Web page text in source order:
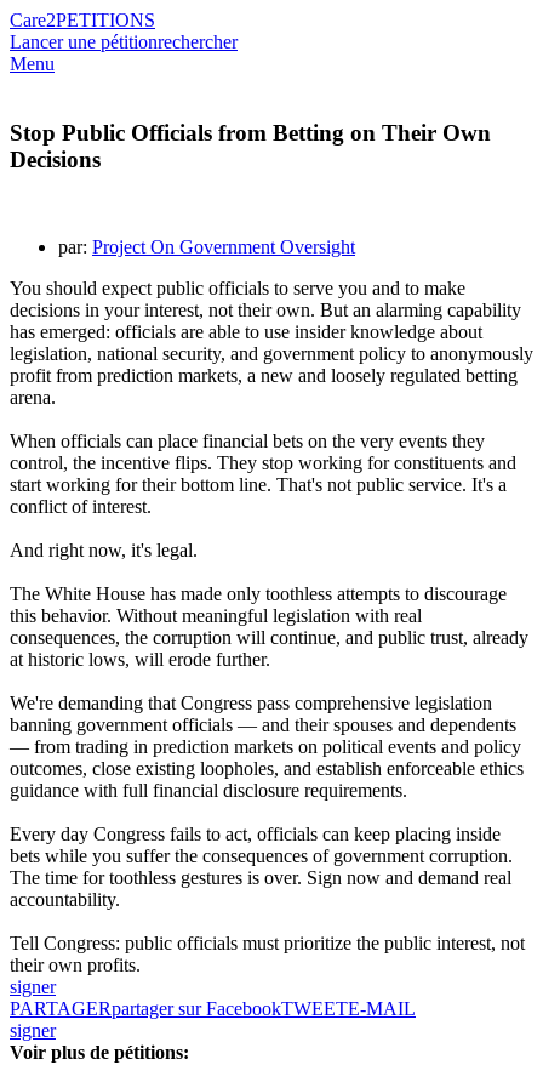
Care2PETITIONS
Lancer une pétitionrechercher
Menu
Stop Public Officials from Betting on Their Own
Decisions
par: Project On Government Oversight
You should expect public officials to serve you and to make
decisions in your interest, not their own. But an alarming capability
has emerged: officials are able to use insider knowledge about
legislation, national security, and government policy to anonymously
profit from prediction markets, a new and loosely regulated betting
arena.
When officials can place financial bets on the very events they
control, the incentive flips. They stop working for constituents and
start working for their bottom line. That's not public service. It's a
conflict of interest.
And right now, it's legal.
The White House has made only toothless attempts to discourage
this behavior. Without meaningful legislation with real
consequences, the corruption will continue, and public trust, already
at historic lows, will erode further.
We're demanding that Congress pass comprehensive legislation
banning government officials — and their spouses and dependents
— from trading in prediction markets on political events and policy
outcomes, close existing loopholes, and establish enforceable ethics
guidance with full financial disclosure requirements.
Every day Congress fails to act, officials can keep placing inside
bets while you suffer the consequences of government corruption.
The time for toothless gestures is over. Sign now and demand real
accountability.
Tell Congress: public officials must prioritize the public interest, not
their own profits.
signer
PARTAGERpartager sur FacebookTWEETE-MAIL
signer
Voir plus de pétitions: